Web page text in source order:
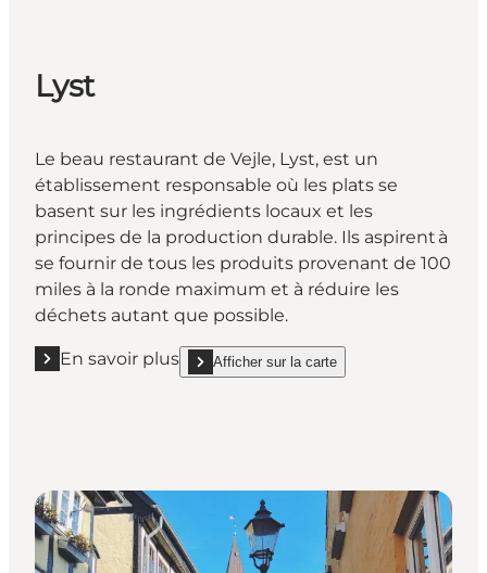
Lyst
Le beau restaurant de Vejle, Lyst, est un
établissement responsable où les plats se
basent sur les ingrédients locaux et les
principes de la production durable. Ils aspirent à
se fournir de tous les produits provenant de 100
miles à la ronde maximum et à réduire les
déchets autant que possible.
En savoir plus
En savoir plus "Lyst" Afficher sur la carte
show Lyst on_map